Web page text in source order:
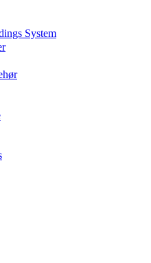
System